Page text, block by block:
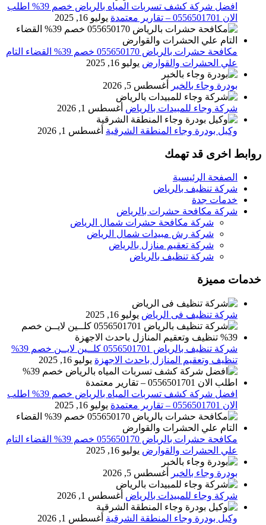
افضل شركة كشف تسربات المياه بالرياض خصم 39% اطلب
الان 0556501701‬‏ – تقارير معتمدة
يوليو 16, 2025
مكافحة حشرات بالرياض 055650170 خصم 39% القضاء التام
علي الحشرات والقوارض يوليو 16, 2025
بودرة وجاء بالخبر أغسطس 5, 2026
شركة وجاء للمبيدات بالرياض أغسطس 1, 2026
وكيل بودرة وجاء المنطقة الشرقية أغسطس 1, 2026
روابط اخرى قد تهمك
الصفحة الرئيسية
شركة تنظيف بالرياض
خدمات جدة
شركة مكافحة حشرات بالرياض
شركة مكافحة حشرات شمال الرياض
شركة رش مبيدات شمال الرياض
شركة تعقيم منازل بالرياض
شركة تنظيف بالرياض
خدمات مميزة
شركة تنظيف فى الرياض يوليو 16, 2025
شركة تنظيف بالرياض 0556501701 كلــين لايــن خصم 39%
تنظيف وتعقيم المنازل باحدث الاجهزة يوليو 16, 2025
افضل شركة كشف تسربات المياه بالرياض خصم 39% اطلب
الان 0556501701‬‏ – تقارير معتمدة
يوليو 16, 2025
مكافحة حشرات بالرياض 055650170 خصم 39% القضاء التام
علي الحشرات والقوارض يوليو 16, 2025
بودرة وجاء بالخبر أغسطس 5, 2026
شركة وجاء للمبيدات بالرياض أغسطس 1, 2026
وكيل بودرة وجاء المنطقة الشرقية أغسطس 1, 2026